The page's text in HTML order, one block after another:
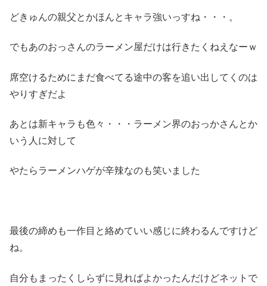
どきゅんの親父とかほんとキャラ強いっすね・・・。
でもあのおっさんのラーメン屋だけは行きたくねえなーｗ
席空けるためにまだ食べてる途中の客を追い出してくのは
やりすぎだよ
あとは新キャラも色々・・・ラーメン界のおっかさんとか
いう人に対して
やたらラーメンハゲが辛辣なのも笑いました
最後の締めも一作目と絡めていい感じに終わるんですけど
ね。
自分もまったくしらずに見ればよかったんだけどネットで